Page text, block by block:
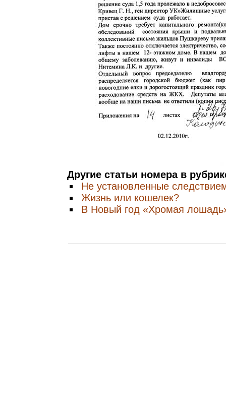
Другие статьи номера в
Не установленные
Жизнь или кошелек?
В Новый год «Хромая